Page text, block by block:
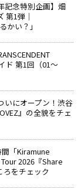
記念特別企画】畑
第1弾｜
かい？」
ド 第1回（01～
いにオープン！渋谷
』の全貌をチェ
――「Kiramune
2026『Share
をチェック